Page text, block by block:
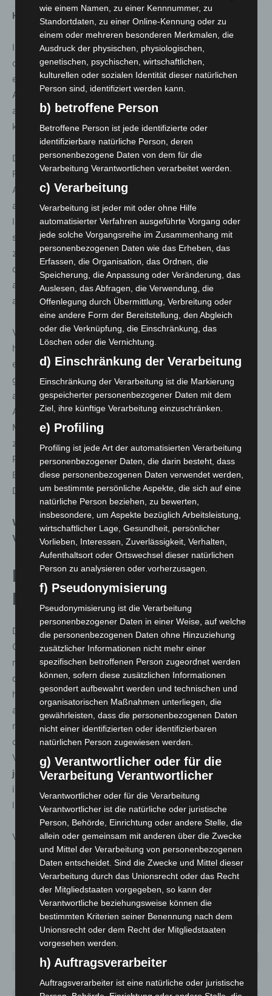
Hinweise zur Tabelle
In der Übersicht sind ausschließlich Fälle aufgelistet, die
dem Niedersächsischen Landesgesundheitsamt
elektronisch bis 9 Uhr mitgeteilt wurden. Es kann zu
Abweichungen zwischen der NLGA-Tabelle und Angaben
anderer Stellen, etwa der betroffenen Kommunen,
kommen.
Die gegenüber dem vorherigen Tag neu ausgewiesenen
Fälle sind nicht zwingend erst seit der gestrigen
Auflistung neu aufgetreten. Die Gesundheitsämter leiten
als erste Priorität die notwendigen
Infektionsschutzmaßnahmen ein, ggf. erfolgt die
standardisierte Falldatenübermittlung erst danach mit
zeitlicher Verzögerung. Bis zur Übermittlung der Fälle an
das NLGA können einige Tage vergehen. Dies gilt vor
allem, wenn viele Fälle in einem kurzen Zeitraum
auftreten.
Veränderungen mit geringerer Fallzahl können darüber
hinaus auftreten, wenn ein Krankenhaus beispielsweise
einen Todesfall an das örtliche Gesundheitsamt
gemeldet hat, die bzw. der Verstorbene aber in einem
anderen Landkreis gemeldet war.
Als Kriterium für die Meldung „genesen“ gilt das
Meldedatum des Falles, wenn es länger als 14 Tage
zurückliegt. Die in dieser Kategorie aufgezählten
Patientinnen und Patienten sind außerdem weder in
Behandlung in einem Krankenhaus noch verstorben.
Diese Kriterien legt auch das RKI an.
Weitere Informationen zum Corona-
Virus
:www.niedersachsen.de/coronavirus
Infektionszahlen aus der Region
Hannover
Die Region Hannover hat seit Auftreten der ersten
Corona-Infektion insgesamt35.742Menschen
registriert, die sich in der Region mit
dem Coronavirus infiziert haben. Davon sind zum
heutigen Stand 32.098Personen als genesen
aufgeführt. 887 Menschen sind infolge einer
nachgewiesenen oder mutmaßlichen Corona-Infektion in
der Region verstorben; der Altersmedian der
Verstorbenen liegt bei 85 Jahren. Somit sindzum
jetzigen Zeitpunkt 2.757 Menschenin der Region
infiziert. Die 7-Tages-Inzidenz pro 100.000 Einwohner
liegt für die Region Hannover tagesaktuell bei117,8
Verteilung nach Alter (seit Beginn der Erfassung):
Fallzahl Gesamt seit
Ausbruch
0 – 9 Jahre
2100
10 – 19 Jahre
3794
20 – 29 Jahre
30 – 39 Jahre
5518
40 – 49 Jahre
5062
wie einem Namen, zu einer Kennnummer, zu
Standortdaten, zu einer Online-Kennung oder zu
einem oder mehreren besonderen Merkmalen, die
Ausdruck der physischen, physiologischen,
genetischen, psychischen, wirtschaftlichen,
kulturellen oder sozialen Identität dieser natürlichen
Person sind, identifiziert werden kann.
b) betroffene Person
Betroffene Person ist jede identifizierte oder
identifizierbare natürliche Person, deren
personenbezogene Daten von dem für die
Verarbeitung Verantwortlichen verarbeitet werden.
c) Verarbeitung
Verarbeitung ist jeder mit oder ohne Hilfe
automatisierter Verfahren ausgeführte Vorgang oder
jede solche Vorgangsreihe im Zusammenhang mit
personenbezogenen Daten wie das Erheben, das
Erfassen, die Organisation, das Ordnen, die
Speicherung, die Anpassung oder Veränderung, das
Auslesen, das Abfragen, die Verwendung, die
Offenlegung durch Übermittlung, Verbreitung oder
eine andere Form der Bereitstellung, den Abgleich
oder die Verknüpfung, die Einschränkung, das
Löschen oder die Vernichtung.
d) Einschränkung der Verarbeitung
Einschränkung der Verarbeitung ist die Markierung
gespeicherter personenbezogener Daten mit dem
Ziel, ihre künftige Verarbeitung einzuschränken.
e) Profiling
Profiling ist jede Art der automatisierten Verarbeitung
personenbezogener Daten, die darin besteht, dass
diese personenbezogenen Daten verwendet werden,
um bestimmte persönliche Aspekte, die sich auf eine
natürliche Person beziehen, zu bewerten,
insbesondere, um Aspekte bezüglich Arbeitsleistung,
wirtschaftlicher Lage, Gesundheit, persönlicher
Vorlieben, Interessen, Zuverlässigkeit, Verhalten,
Aufenthaltsort oder Ortswechsel dieser natürlichen
Person zu analysieren oder vorherzusagen.
f) Pseudonymisierung
Pseudonymisierung ist die Verarbeitung
personenbezogener Daten in einer Weise, auf welche
die personenbezogenen Daten ohne Hinzuziehung
zusätzlicher Informationen nicht mehr einer
spezifischen betroffenen Person zugeordnet werden
können, sofern diese zusätzlichen Informationen
gesondert aufbewahrt werden und technischen und
organisatorischen Maßnahmen unterliegen, die
gewährleisten, dass die personenbezogenen Daten
nicht einer identifizierten oder identifizierbaren
natürlichen Person zugewiesen werden.
g) Verantwortlicher oder für die
Verarbeitung Verantwortlicher
Verantwortlicher oder für die Verarbeitung
Verantwortlicher ist die natürliche oder juristische
Person, Behörde, Einrichtung oder andere Stelle, die
allein oder gemeinsam mit anderen über die Zwecke
und Mittel der Verarbeitung von personenbezogenen
Daten entscheidet. Sind die Zwecke und Mittel dieser
Verarbeitung durch das Unionsrecht oder das Recht
der Mitgliedstaaten vorgegeben, so kann der
Verantwortliche beziehungsweise können die
bestimmten Kriterien seiner Benennung nach dem
Unionsrecht oder dem Recht der Mitgliedstaaten
vorgesehen werden.
h) Auftragsverarbeiter
Auftragsverarbeiter ist eine natürliche oder juristische